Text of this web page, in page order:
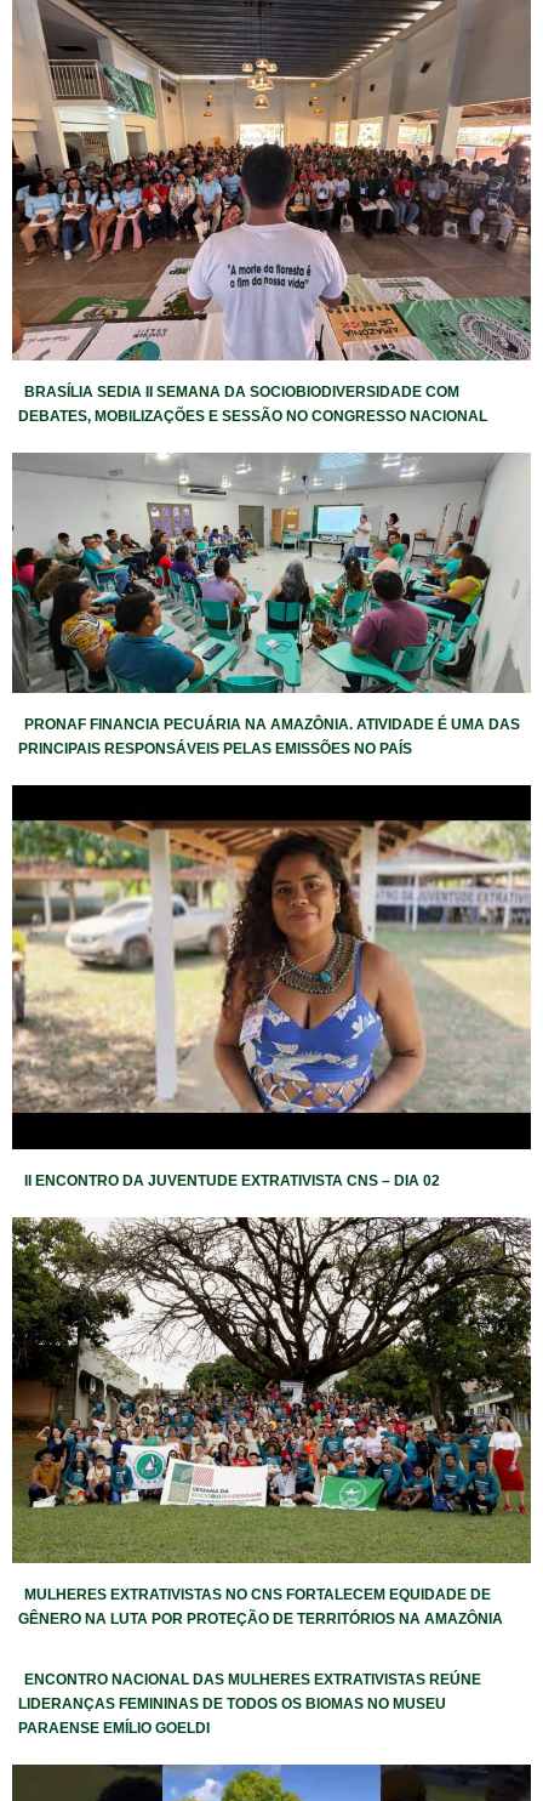
BRASÍLIA SEDIA II SEMANA DA SOCIOBIODIVERSIDADE COM
DEBATES, MOBILIZAÇÕES E SESSÃO NO CONGRESSO NACIONAL
PRONAF FINANCIA PECUÁRIA NA AMAZÔNIA. ATIVIDADE É UMA DAS
PRINCIPAIS RESPONSÁVEIS PELAS EMISSÕES NO PAÍS
II ENCONTRO DA JUVENTUDE EXTRATIVISTA CNS – DIA 02
MULHERES EXTRATIVISTAS NO CNS FORTALECEM EQUIDADE DE
GÊNERO NA LUTA POR PROTEÇÃO DE TERRITÓRIOS NA AMAZÔNIA
ENCONTRO NACIONAL DAS MULHERES EXTRATIVISTAS REÚNE
LIDERANÇAS FEMININAS DE TODOS OS BIOMAS NO MUSEU
PARAENSE EMÍLIO GOELDI